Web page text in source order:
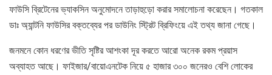
ফাউসি ব্রিটেনের ভ্যাকসিন অনুমোদনে তাড়াহুড়ো করার সমালোচনা করেছেন। গতকাল
ডাঃ অ্যান্টনি ফাউসির বক্তব্যের পর ডাউনিং স্ট্রিট ব্রিফিংয়ে এই তথ্য জানা গেছে।
জনমনে কোন ধরণের ভীতি সৃষ্টির আশংকা দূর করতে আরো অনেক রকম প্রয়াস
অব্যাহত আছে। ফাইজার/বায়োএনটেক নিয়ে ৫ হাজার ৩০০ জনেরও বেশি লোকের